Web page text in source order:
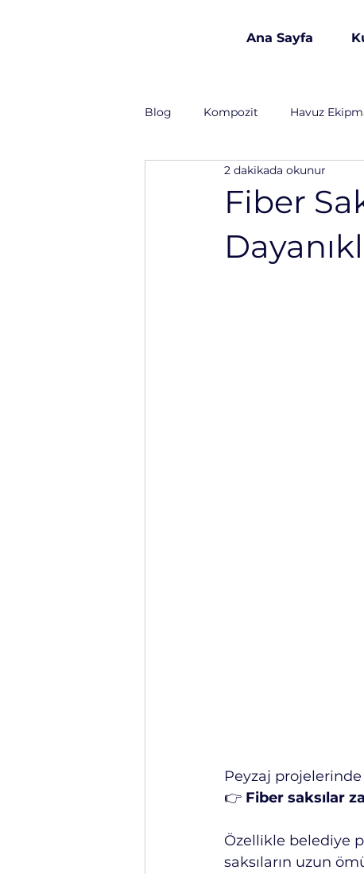
Ana Sayfa
Blog Kompozit Havuz
Havuz Kimyasalları İnşaat &
Gıda Sanayi
Fiber
2 dakikada okunur
Peyzaj
👉 Fiber saksılar
Özellikle belediye
saksıların uzun